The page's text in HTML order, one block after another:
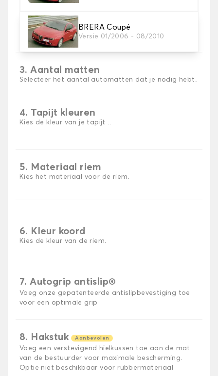
BRERA Coupé
Versie 01/2006 - 08/2010
2. Materiaal
Kies het materiaal van uw automatten
3. Aantal matten
Selecteer het aantal automatten dat je nodig hebt.
4. Tapijt kleuren
Kies de kleur van je tapijt ..
5. Materiaal riem
Kies het materiaal voor de riem.
6. Kleur koord
Kies de kleur van de riem.
7. Autogrip antislip®
Voeg onze gepatenteerde antislipbevestiging toe
voor een optimale grip
8. Hakstuk Aanbevolen
Voeg een verstevigend hielkussen toe aan de mat
van de bestuurder voor maximale bescherming.
Optie niet beschikbaar voor rubbermateriaal